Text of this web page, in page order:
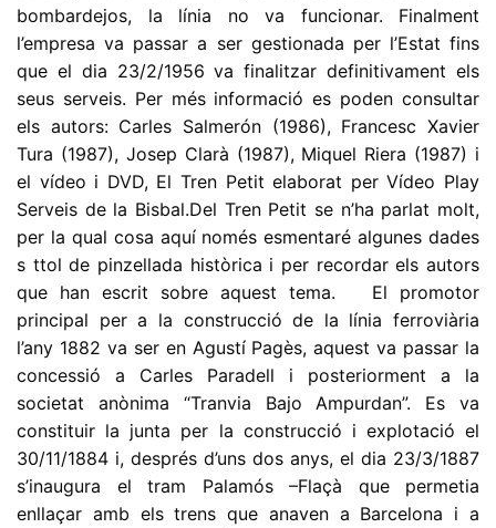
bombardejos, la línia no va funcionar. Finalment
l’empresa va passar a ser gestionada per l’Estat fins
que el dia 23/2/1956 va finalitzar definitivament els
seus serveis. Per més informació es poden consultar
els autors: Carles Salmerón (1986), Francesc Xavier
Tura (1987), Josep Clarà (1987), Miquel Riera (1987) i
el vídeo i DVD, El Tren Petit elaborat per Vídeo Play
Serveis de la Bisbal.Del Tren Petit se n’ha parlat molt,
per la qual cosa aquí només esmentaré algunes dades
s ttol de pinzellada històrica i per recordar els autors
que han escrit sobre aquest tema. El promotor
principal per a la construcció de la línia ferroviària
l’any 1882 va ser en Agustí Pagès, aquest va passar la
concessió a Carles Paradell i posteriorment a la
societat anònima “Tranvia Bajo Ampurdan”. Es va
constituir la junta per la construcció i explotació el
30/11/1884 i, després d’uns dos anys, el dia 23/3/1887
s’inaugura el tram Palamós –Flaçà que permetia
enllaçar amb els trens que anaven a Barcelona i a